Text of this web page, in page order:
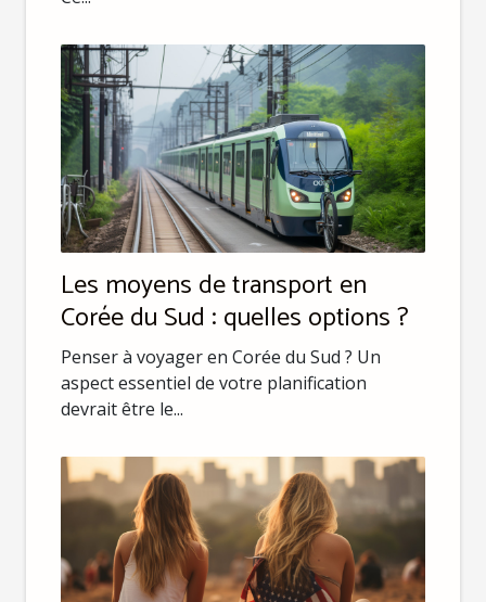
Les moyens de transport en
Corée du Sud : quelles options ?
Penser à voyager en Corée du Sud ? Un
aspect essentiel de votre planification
devrait être le...